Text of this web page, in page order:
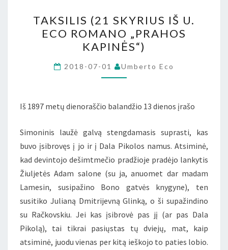
(21
SKYRIUS
IŠ
U.
ECO
„PRAHOS
TAKSILIS (21 SKYRIUS IŠ U.
ECO ROMANO „PRAHOS
KAPINĖS“)
2018-07-01 Umberto Eco
Iš 1897 metų dienoraščio balandžio 13 dienos įrašo
Simoninis laužė galvą stengdamasis suprasti, kas
buvo įsibrovęs į jo ir į Dala Pikolos namus. Atsiminė,
kad devintojo dešimtmečio pradžioje pradėjo lankytis
Žiuljetės Adam salone (su ja, anuomet dar madam
Lamesin, susipažino Bono gatvės knygyne), ten
susitiko Julianą Dmitrijevną Glinką, o ši supažindino
su Račkovskiu. Jei kas įsibrovė pas jį (ar pas Dala
Pikolą), tai tikrai pasiųstas tų dviejų, mat, kaip
atsiminė, juodu vienas per kitą ieškojo to paties lobio.